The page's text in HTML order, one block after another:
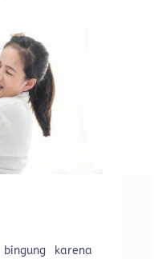
karena